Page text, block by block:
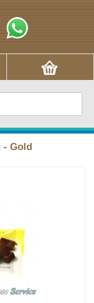
- Gold